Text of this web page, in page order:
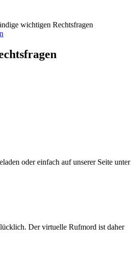
wichtigen Rechtsfragen
oder einfach auf unserer Seite unter
Der virtuelle Rufmord ist daher